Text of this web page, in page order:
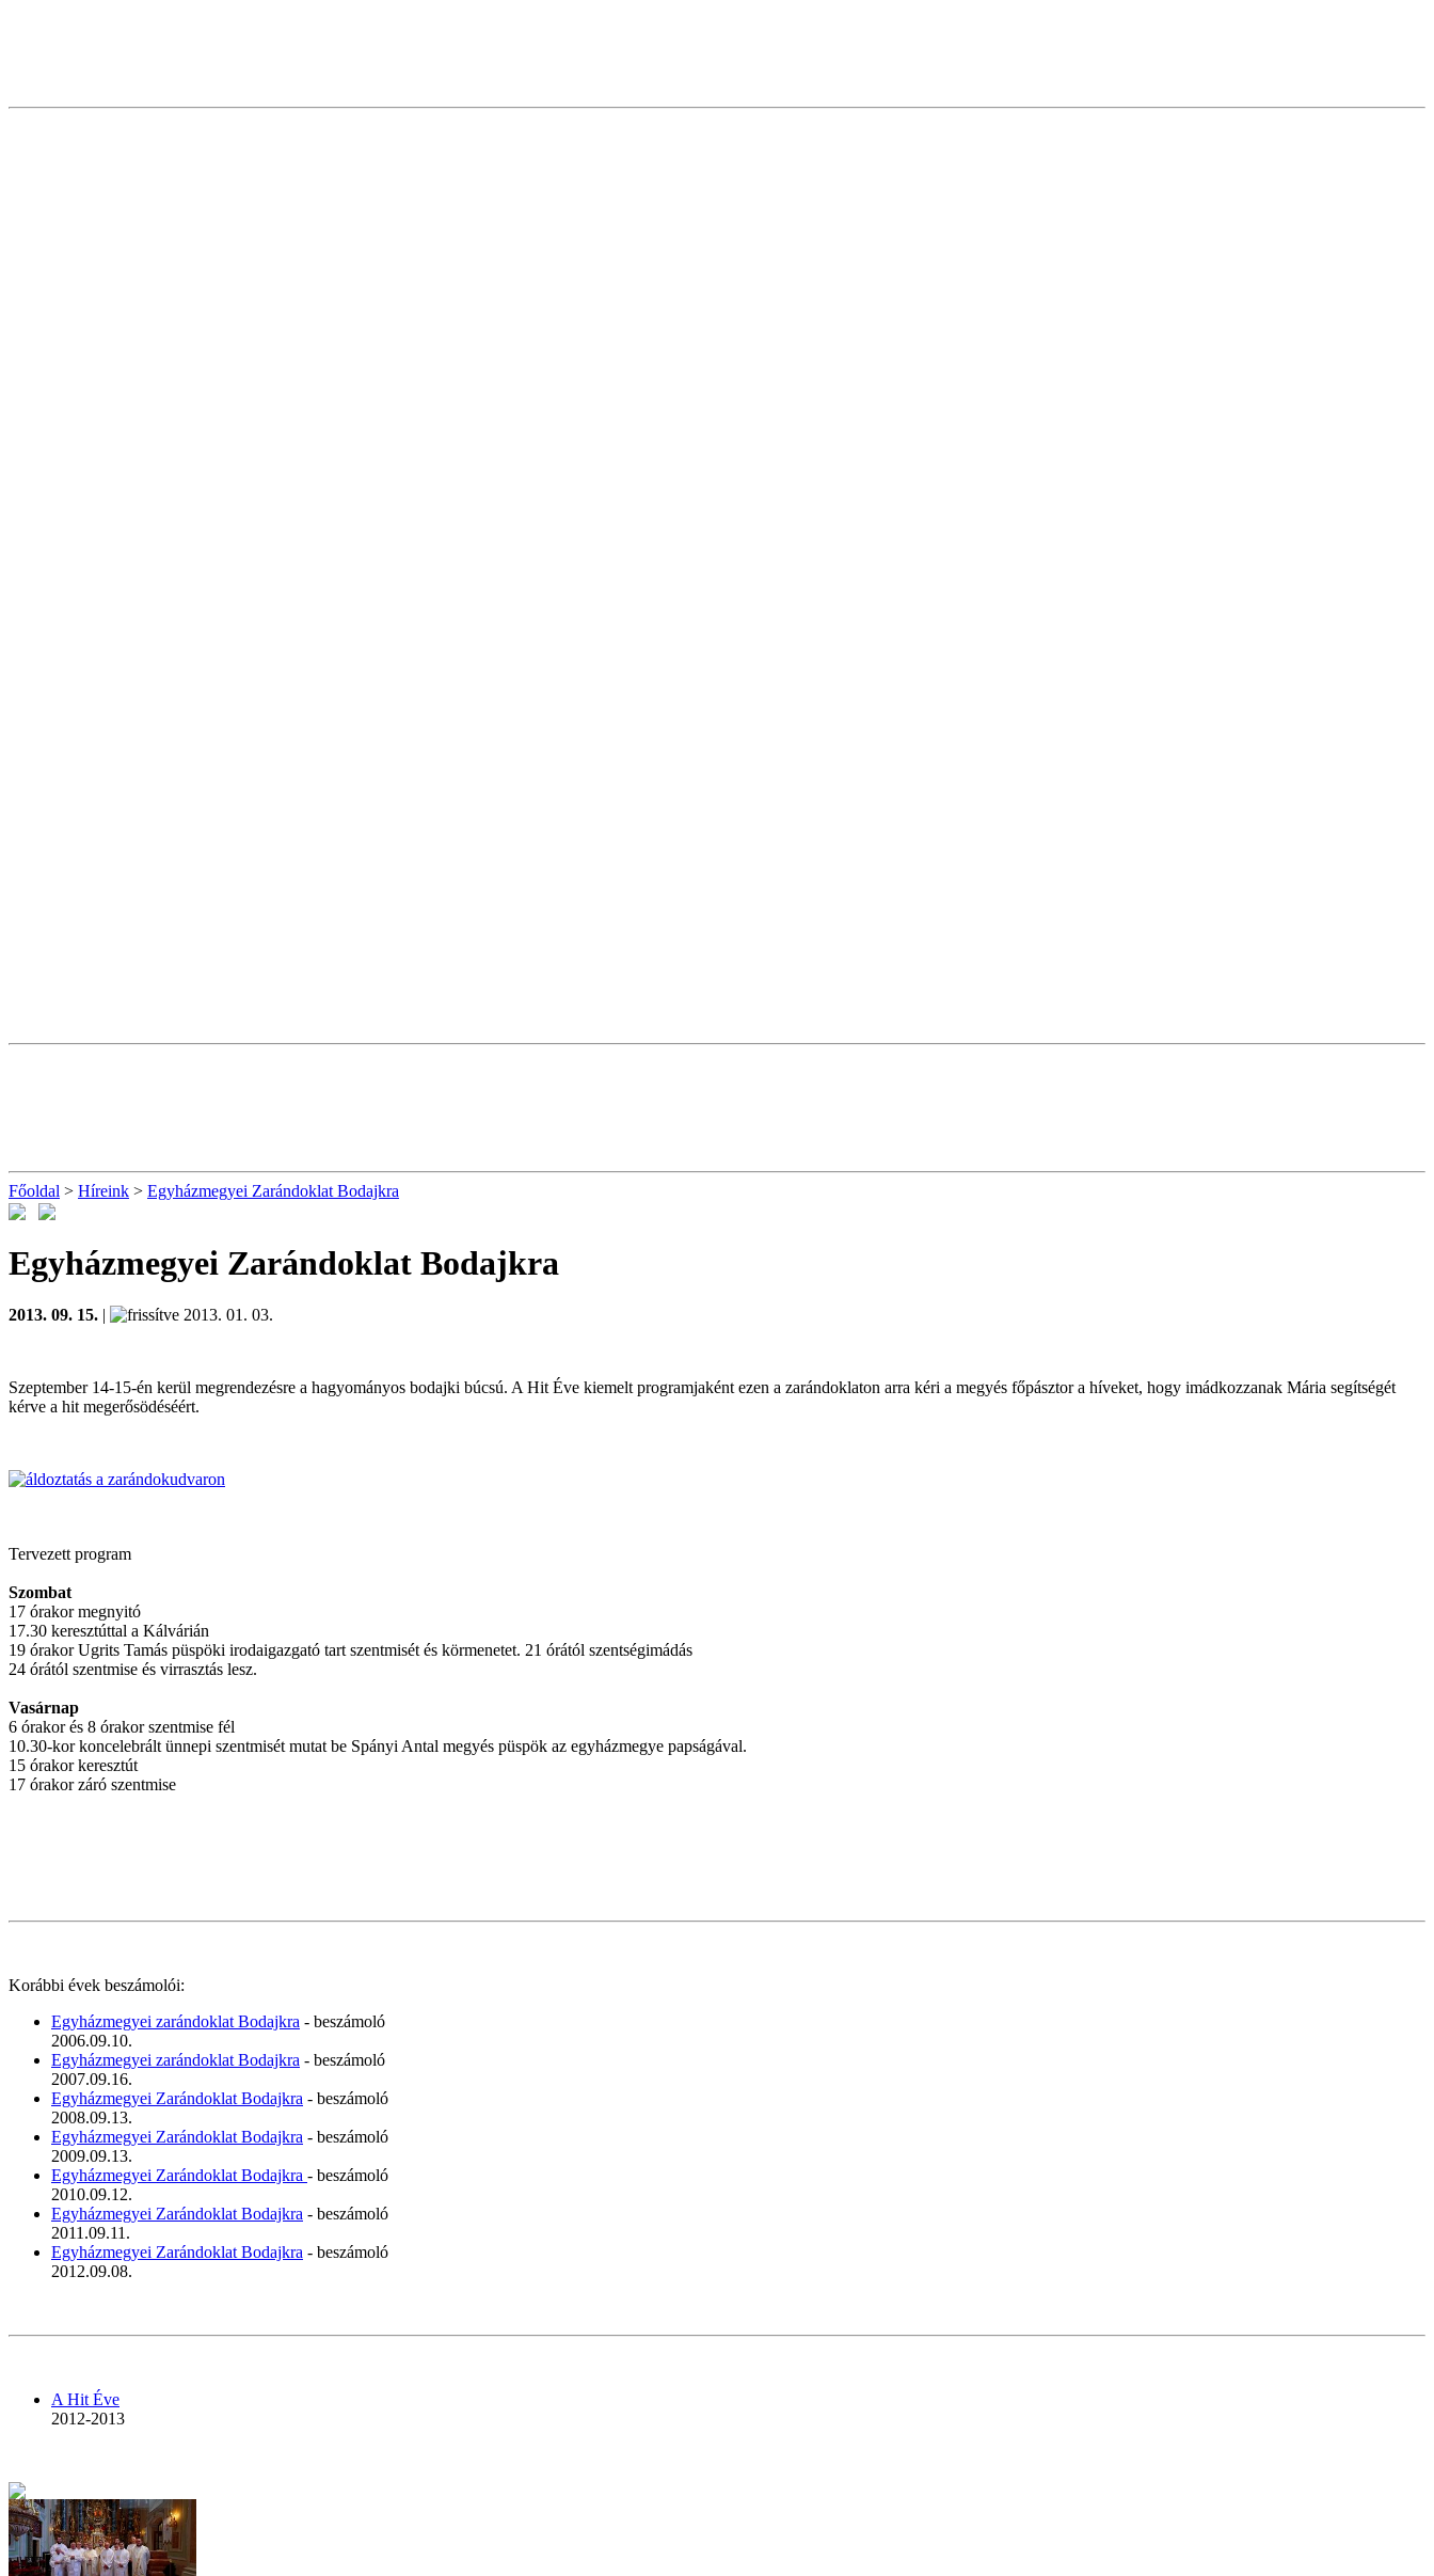
Főoldal > Híreink > Egyházmegyei Zarándoklat Bodajkra
Egyházmegyei Zarándoklat Bodajkra
2013. 09. 15. | 2013. 01. 03.
Szeptember 14-15-én kerül megrendezésre a hagyományos bodajki búcsú. A Hit Éve kiemelt programjaként ezen a zarándoklaton arra kéri a megyés főpásztor a híveket, hogy imádkozzanak Mária segítségét
kérve a hit megerősödéséért.
Tervezett program
Szombat
17 órakor megnyitó
17.30 keresztúttal a Kálvárián
19 órakor Ugrits Tamás püspöki irodaigazgató tart szentmisét és körmenetet. 21 órától szentségimádás
24 órától szentmise és virrasztás lesz.
Vasárnap
6 órakor és 8 órakor szentmise fél
10.30-kor koncelebrált ünnepi szentmisét mutat be Spányi Antal megyés püspök az egyházmegye papságával.
15 órakor keresztút
17 órakor záró szentmise
Korábbi évek beszámolói:
Egyházmegyei zarándoklat Bodajkra - beszámoló
2006.09.10.
Egyházmegyei zarándoklat Bodajkra - beszámoló
2007.09.16.
Egyházmegyei Zarándoklat Bodajkra - beszámoló
2008.09.13.
Egyházmegyei Zarándoklat Bodajkra - beszámoló
2009.09.13.
Egyházmegyei Zarándoklat Bodajkra - beszámoló
2010.09.12.
Egyházmegyei Zarándoklat Bodajkra - beszámoló
2011.09.11.
Egyházmegyei Zarándoklat Bodajkra - beszámoló
2012.09.08.
A Hit Éve
2012-2013